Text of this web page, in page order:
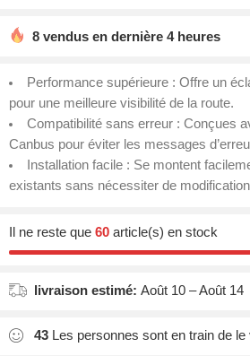
8 vendus en dernière 4 heures
Performance supérieure : Offre un
pour une meilleure visibilité de la route.
Compatibilité sans erreur : Conçues
Canbus pour éviter les messages
Installation facile : Se montent
existants sans nécessiter de
Il ne reste que 60 article(s) en stock
livraison estimé: Août 10 – Août 14
43 Les personnes sont en train de le